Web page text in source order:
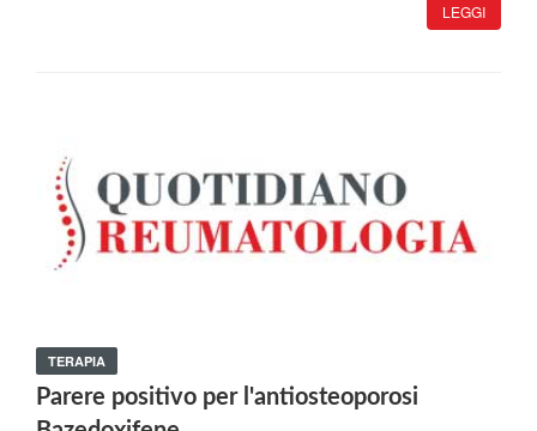
LEGGI
TERAPIA
Parere positivo per l'antiosteoporosi